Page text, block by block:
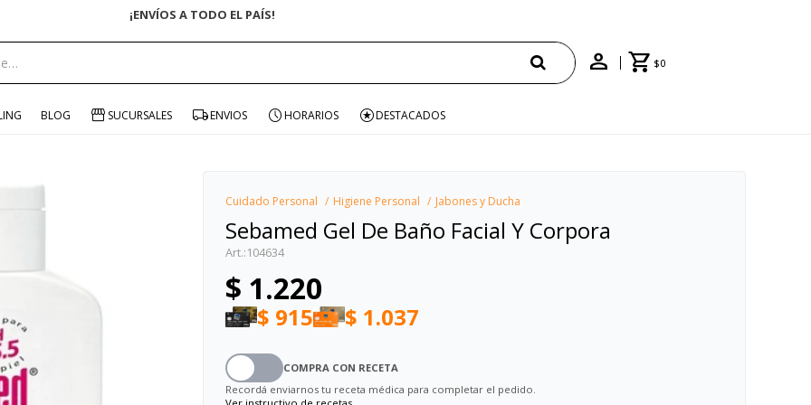
¡ENVÍOS A TODO EL PAÍS!
$0
BLOG SUCURSALES ENVIOS HORARIOS DESTACADOS
Cuidado Personal Higiene Personal Jabones y Ducha
Sebamed Gel De Baño Facial Y Corpora
104634
$ 1.220
$ 915 $ 1.037
COMPRA CON RECETA
Recordá enviarnos tu receta médica para completar el pedido.